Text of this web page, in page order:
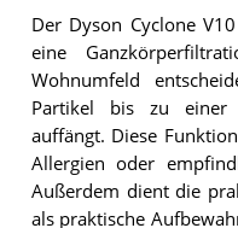
Der Dyson Cyclone
eine
Wohnumfeld
Partikel bis zu einer
auffängt. Diese
Allergien oder
Außerdem dient die
als praktische